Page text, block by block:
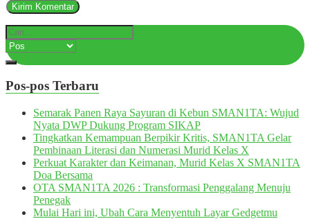
Pos-pos Terbaru
Semarak Panen Raya Sayuran di Kebun SMAN1TA: Wujud
Nyata DWP Dukung Program SIKAP
Tingkatkan Kemampuan Berpikir Kritis, SMAN1TA Gelar
Pembinaan Literasi dan Numerasi Murid Kelas X
Perkuat Karakter dan Keimanan, Murid Kelas X SMAN1TA
Doa Bersama
OTA SMAN1TA 2026 : Transformasi Penggalang Menuju
Penegak
Mulai Hari ini, Ubah Cara Menyentuh Layar Gedgetmu